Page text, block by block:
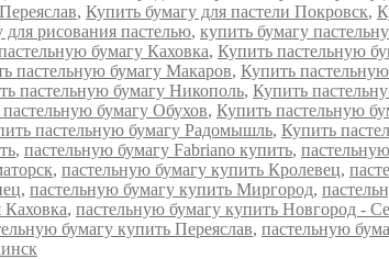
, Купить бумагу для пастели Покровск,
для рисования пастелью, купить бумагу
бумагу Каховка, Купить пастельную
пастельную бумагу Макаров, Купить
пастельную бумагу Никополь, Купить
бумагу Обухов, Купить пастельную
пастельную бумагу Радомышль, Купить
, пастельную бумагу Fabriano купить,
, пастельную бумагу купить Кролевец,
, пастельную бумагу купить Миргород,
Каховка, пастельную бумагу купить Новгород -
бумагу купить Переяслав, пастельную